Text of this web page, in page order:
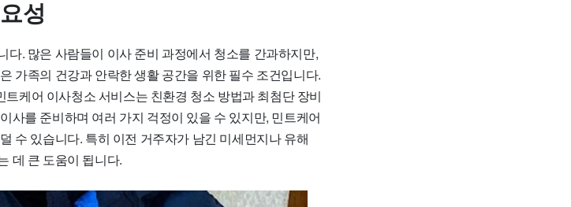
성
다. 많은 사람들이 이사 준비 과정에서 청소를 간과하지만,
가족의 건강과 안락한 생활 공간을 위한 필수 조건입니다.
케어 이사청소 서비스는 친환경 청소 방법과 최첨단 장비
사를 준비하며 여러 가지 걱정이 있을 수 있지만, 민트케어
수 있습니다. 특히 이전 거주자가 남긴 미세먼지나 유해
데 큰 도움이 됩니다.